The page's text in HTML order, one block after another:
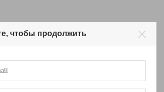
чтобы продолжить